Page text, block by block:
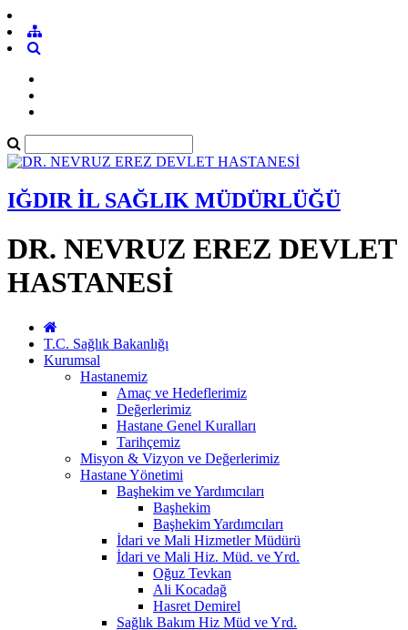
IĞDIR İL SAĞLIK MÜDÜRLÜĞÜ
DR. NEVRUZ EREZ DEVLET
HASTANESİ
T.C. Sağlık Bakanlığı
Kurumsal
Hastanemiz
Amaç ve Hedeflerimiz
Değerlerimiz
Hastane Genel Kuralları
Tarihçemiz
Misyon & Vizyon ve Değerlerimiz
Hastane Yönetimi
Başhekim ve Yardımcıları
Başhekim
Başhekim Yardımcıları
İdari ve Mali Hizmetler Müdürü
İdari ve Mali Hiz. Müd. ve Yrd.
Oğuz Tevkan
Ali Kocadağ
Hasret Demirel
Sağlık Bakım Hiz Müd ve Yrd.